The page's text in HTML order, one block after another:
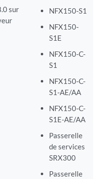
sur
NFX150-S1
NFX150-
S1E
NFX150-C-
S1
NFX150-C-
S1-AE/AA
NFX150-C-
S1E-AE/AA
Passerelle
de services
SRX300
Passerelle